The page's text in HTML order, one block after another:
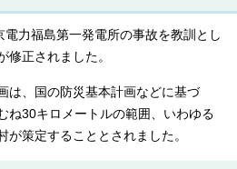
力福島第一発電所の事故を教訓とし
修正されました。
は、国の防災基本計画などに基づ
ね30キロメートルの範囲、いわゆる
が策定することとされました。